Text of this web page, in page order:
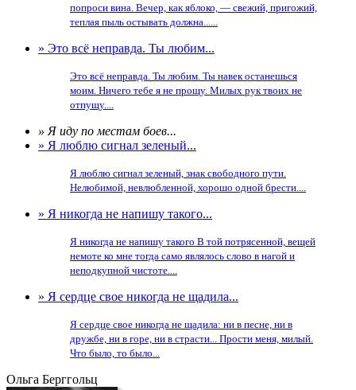
попроси вина. Вечер, как яблоко, — свежий, пригожий,
теплая пыль остывать должна......
» Это всё неправда. Ты любим...
Это всё неправда. Ты любим. Ты навек останешься
моим. Ничего тебе я не прощу. Милых рук твоих не
отпущу....
» Я иду по местам боев...
» Я люблю сигнал зеленый...
Я люблю сигнал зеленый, знак свободного пути.
Нелюбимой, невлюбленной, хорошо одной брести....
» Я никогда не напишу такого...
Я никогда не напишу такого В той потрясенной, вещей
немоте ко мне тогда само являлось слово в нагой и
неподкупной чистоте....
» Я сердце свое никогда не щадила...
Я сердце свое никогда не щадила: ни в песне, ни в
дружбе, ни в горе, ни в страсти... Прости меня, милый.
Что было, то было...
Ольга Берггольц